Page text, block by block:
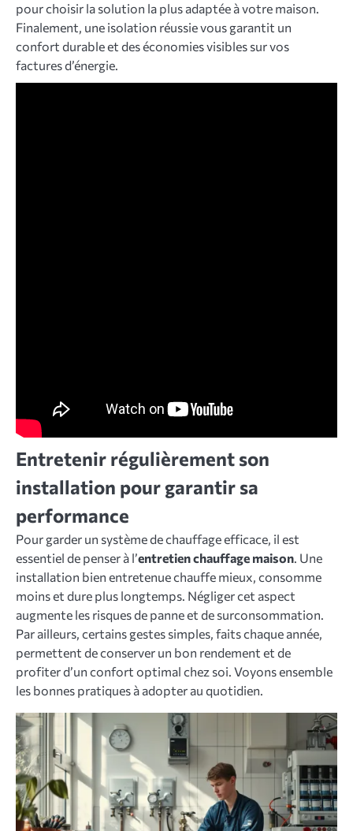
pour choisir la solution la plus adaptée à votre maison.
Finalement, une isolation réussie vous garantit un
confort durable et des économies visibles sur vos
factures d’énergie.
Entretenir régulièrement son
installation pour garantir sa
performance
Pour garder un système de chauffage efficace, il est
essentiel de penser à l’entretien chauffage maison. Une
installation bien entretenue chauffe mieux, consomme
moins et dure plus longtemps. Négliger cet aspect
augmente les risques de panne et de surconsommation.
Par ailleurs, certains gestes simples, faits chaque année,
permettent de conserver un bon rendement et de
profiter d’un confort optimal chez soi. Voyons ensemble
les bonnes pratiques à adopter au quotidien.